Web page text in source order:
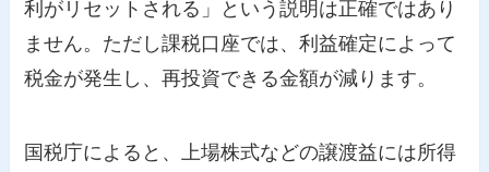
利がリセットされる」という説明は正確ではあり
ません。ただし課税口座では、利益確定によって
税金が発生し、再投資できる金額が減ります。
国税庁によると、上場株式などの譲渡益には所得